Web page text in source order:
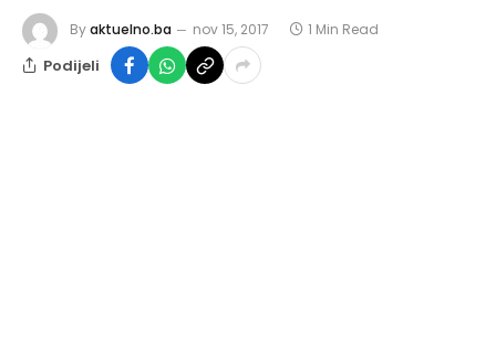
Byaktuelno.ba nov 15, 2017 1 Min Read
Podijeli